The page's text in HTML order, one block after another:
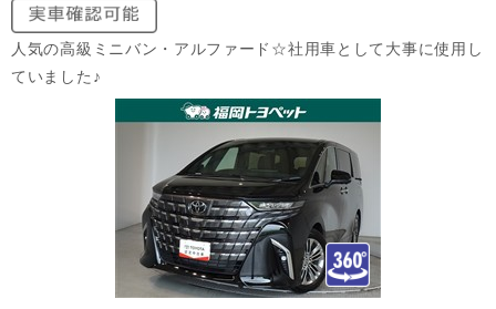
人気の高級ミニバン・アルファード☆社用車として大事に使用し
ていました♪